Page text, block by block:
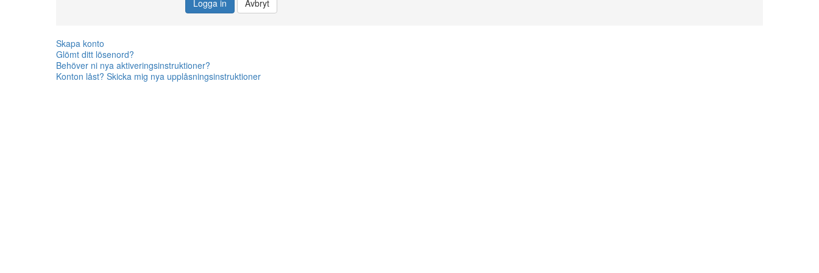
Logga in Avbryt
Skapa konto
Glömt ditt lösenord?
Behöver ni nya aktiveringsinstruktioner?
Konton låst? Skicka mig nya upplåsningsinstruktioner